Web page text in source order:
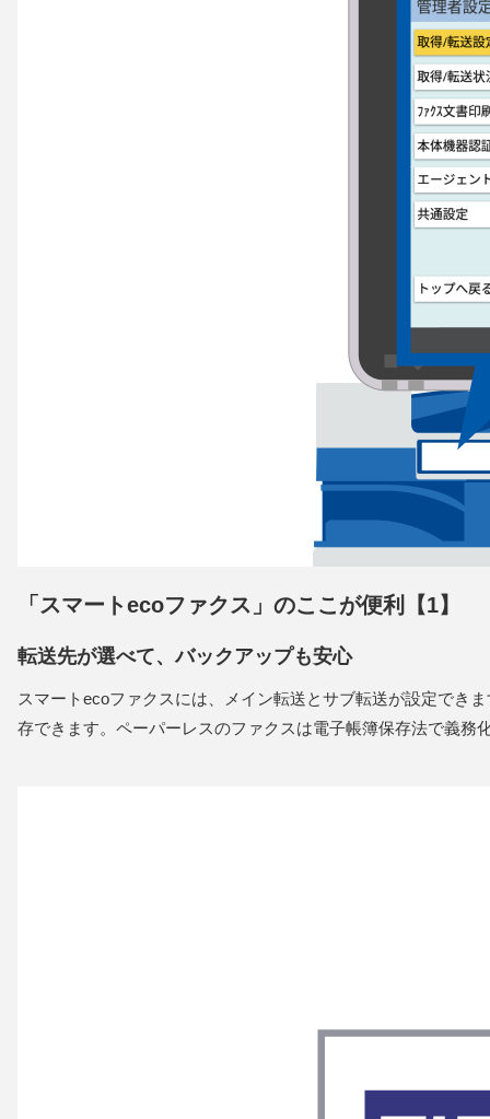
「スマートecoファクス」のここが便利【1】
転送先が選べて、バックアップも安心
スマートecoファクスには、メイン転送とサブ転送が設定でき
存できます。ペーパーレスのファクスは電子帳簿保存法で義